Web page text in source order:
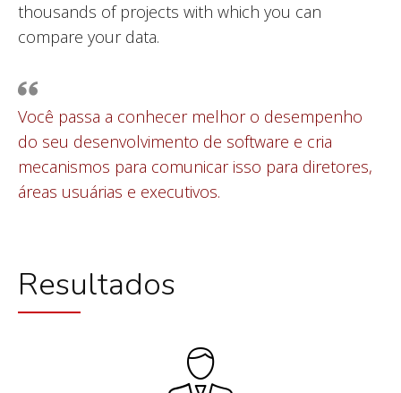
thousands of projects with which you can
compare your data.
Você passa a conhecer melhor o desempenho
do seu desenvolvimento de software e cria
mecanismos para comunicar isso para diretores,
áreas usuárias e executivos.
Resultados